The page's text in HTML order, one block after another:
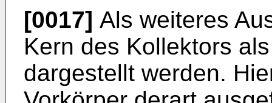
[0017] Als weiteres
Kern des Kollektors
dargestellt werden.